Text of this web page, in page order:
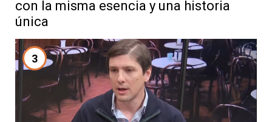
con la misma esencia y una historia
única
3